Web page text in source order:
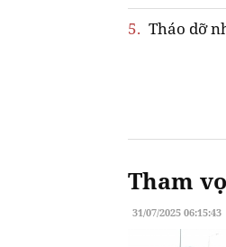
5. Tháo dỡ
Tham
31/07/2025 06:15:43